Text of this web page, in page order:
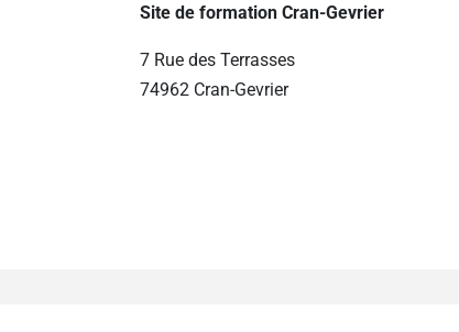
Site de formation Cran-Gevrier
7 Rue des Terrasses
74962 Cran-Gevrier